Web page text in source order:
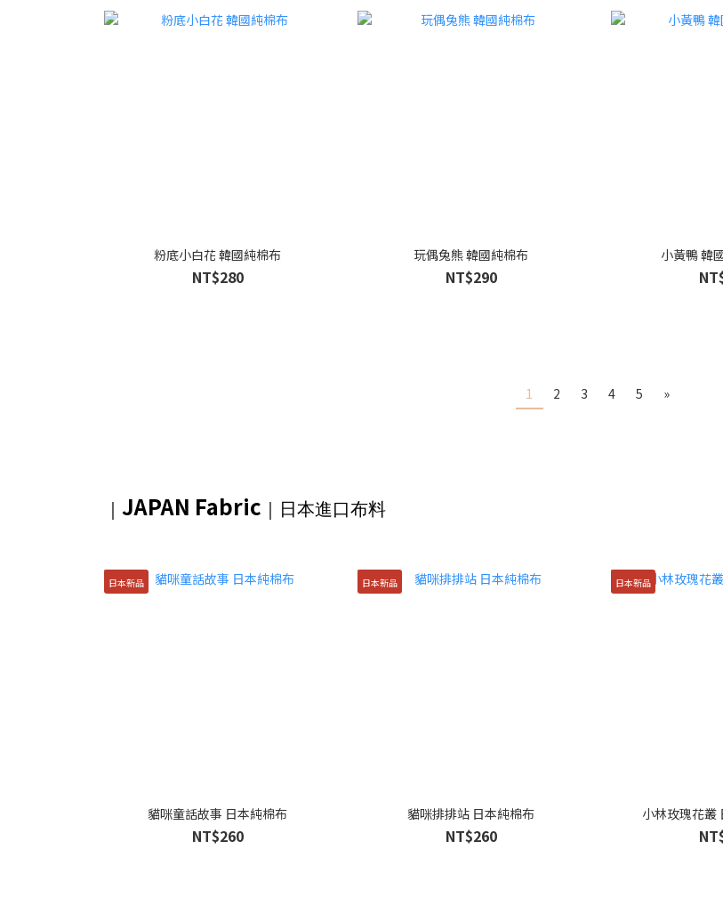
粉底小白花 韓國純棉布
NT$280
玩偶兔熊 韓國純棉布
NT$290
小黃鴨 韓
1 2 3 4 5 »
｜ JAPAN Fabric ｜日本進口布料
日本新品
貓咪童話故事 日本純棉布
NT$260
日本新品
貓咪排排站 日本純棉布
NT$260
日本新品
小林玫瑰花叢